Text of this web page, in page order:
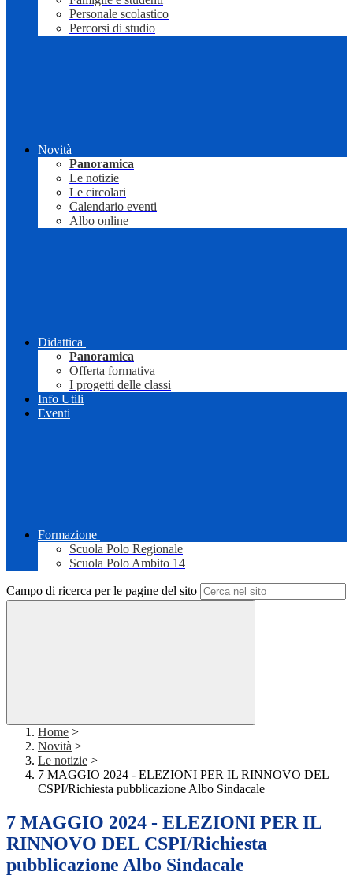
Personale scolastico
Percorsi di studio
Novità
Panoramica
Le notizie
Le circolari
Calendario eventi
Albo online
Didattica
Panoramica
Offerta formativa
I progetti delle classi
Info Utili
Eventi
Formazione
Scuola Polo Regionale
Scuola Polo Ambito 14
Campo di ricerca per le pagine del sito
Home >
Novità >
Le notizie >
7 MAGGIO 2024 - ELEZIONI PER IL RINNOVO DEL
CSPI/Richiesta pubblicazione Albo Sindacale
7 MAGGIO 2024 - ELEZIONI PER IL
RINNOVO DEL CSPI/Richiesta
pubblicazione Albo Sindacale